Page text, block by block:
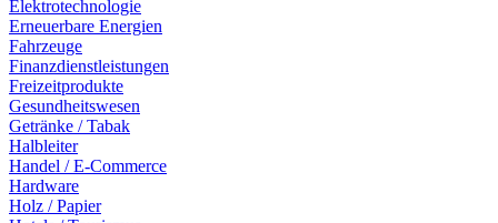
Elektrotechnologie
Erneuerbare Energien
Fahrzeuge
Finanzdienstleistungen
Freizeitprodukte
Gesundheitswesen
Getränke / Tabak
Halbleiter
Handel / E-Commerce
Hardware
Holz / Papier